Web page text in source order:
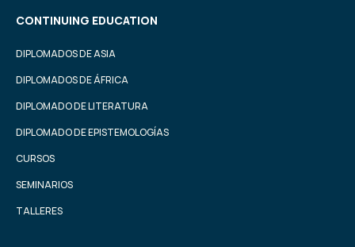
CONTINUING EDUCATION
DIPLOMADOS DE ASIA
DIPLOMADOS DE ÁFRICA
DIPLOMADO DE LITERATURA
DIPLOMADO DE EPISTEMOLOGÍAS
CURSOS
SEMINARIOS
TALLERES